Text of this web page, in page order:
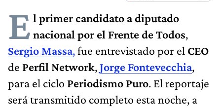
E l primer candidato a diputado
nacional por el Frente de Todos,
Sergio Massa,fue entrevistado por el CEO
de Perfil Network,Jorge Fontevecchia,
para el ciclo Periodismo Puro. El reportaje
será transmitido completo esta noche, a